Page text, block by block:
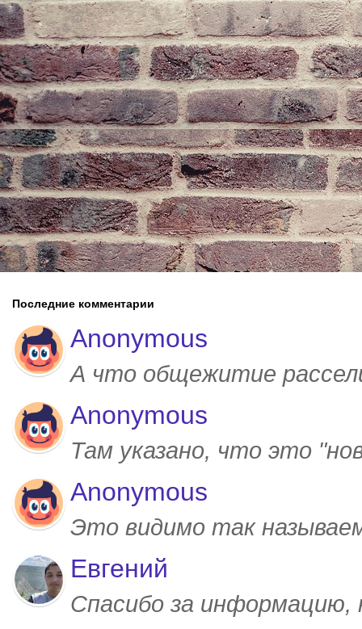
Последние комментарии
Anonymous
А что общежитие
Anonymous
Там указано, что это
Anonymous
Это видимо так
Евгений
Спасибо за